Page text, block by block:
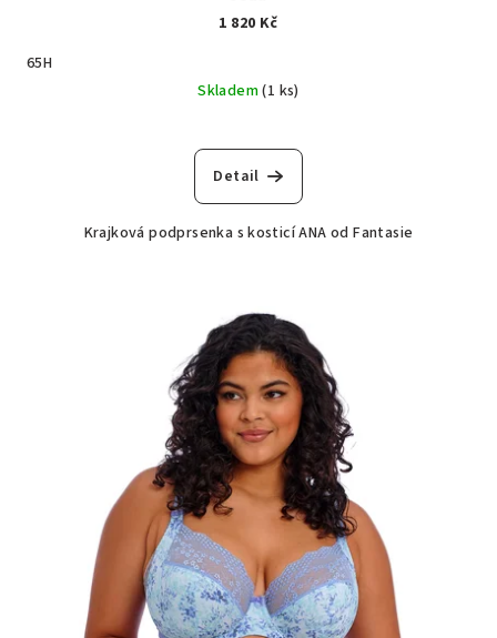
1 820 Kč
65H
Skladem(1 ks)
Detail
Krajková podprsenka s kosticí ANA od Fantasie